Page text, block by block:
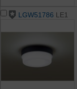
LGW51786 LE1